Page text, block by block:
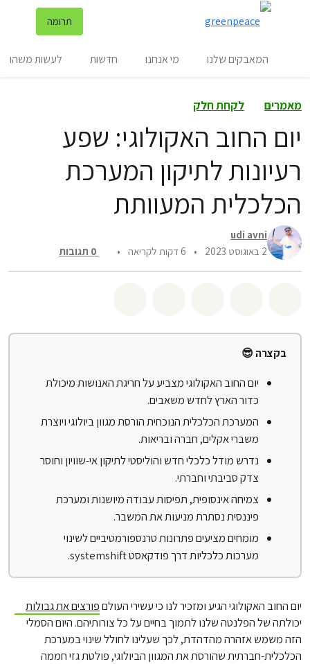
תרומה
המאבקים שלנו מי אנחנו חדשות לעשות משהו
מאמרים לקחת חלק
יום החוב האקולוגי: שפע
רעיונות לתיקון המערכת
הכלכלית המעוותת
udi avni
2 באוגוסט 2023
• 6 דקות לקריאה •
0 תגובות
בקצרה 😎
יום החוב האקולוגי מצביע על חריגת האנושות מיכולת
כדור הארץ לחדש משאבים.
המערכת הכלכלית הנוכחית הורסת מגוון ביולוגי ויוצרת
משברי אקלים, חברה ובריאות.
נדרש מודל כלכלי חדש והוליסטי לתיקון אי-שוויון וחוסר
צדק סביבתי וחברתי.
צמיחה אינסופית, תפיסות עבודה מיושנות ומערכת
פיננסית נסתרת מניעות את המשבר.
מומחים מציעים פתרונות טרנספורמטיביים לשינוי
מערכות כלכליות דרך פודקאסט systemshift.
יום החוב האקולוגי הגיע ומזכיר לנו כי עשירי העולםפורצים את גבולות
יכולתה של הפלנטה שלנו לתמוך בחיים על כל צורותיהם. היום הסמלי
הזה משמש אזהרה מהדהדת, לכך שעלינו לחולל שינוי במערכת
הכלכלית-חברתית שהורסת את המגוון הביולוגי, פולטת גזי חממה